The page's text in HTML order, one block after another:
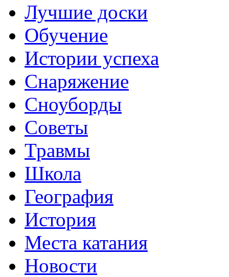
Лучшие доски
Обучение
Истории успеха
Снаряжение
Сноуборды
Советы
Травмы
Школа
География
История
Места катания
Новости